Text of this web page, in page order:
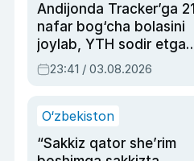
Andijonda Tracker’ga 21
nafar bog‘cha bolasini
joylab, YTH sodir etgan
ayolga sud hukmi o‘qildi
23:41 / 03.08.2026
O‘zbekiston
“Sakkiz qator she’rim